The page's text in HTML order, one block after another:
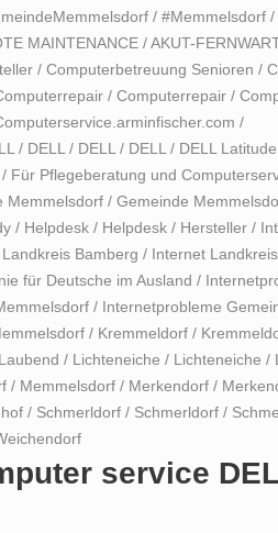
/ #Memmelsdorf /
MAINTENANCE /AKUT-
/ Computerbetreuung Senioren /
/ Computerrepair /
/
/ DELL / DELL / DELL / DELL
/ Für Pflegeberatung und
Memmelsdorf / Gemeinde
/ Helpdesk / Helpdesk / Hersteller /
Bamberg / Internet
für Deutsche im Ausland /
/ Internetprobleme
/ Kremmeldorf /
Laubend / Lichteneiche / Lichteneiche /
/ Memmelsdorf / Merkendorf /
/ Schmerldorf / Schmerldorf /
service